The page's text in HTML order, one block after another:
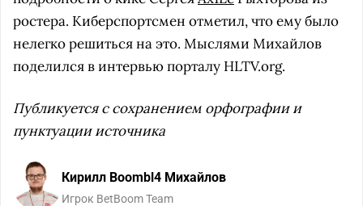
ростера. Киберспортсмен отметил, что ему было
нелегко решиться на это. Мыслями Михайлов
поделился в интервью порталу HLTV.org.
Публикуется с сохранением орфографии и
пунктуации источника
Кирилл Boombl4 Михайлов
Игрок BetBoom Team